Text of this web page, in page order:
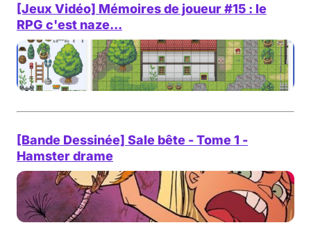
[Jeux Vidéo] Mémoires de joueur #15 : le
RPG c'est naze...
[Bande Dessinée] Sale bête - Tome 1 -
Hamster drame